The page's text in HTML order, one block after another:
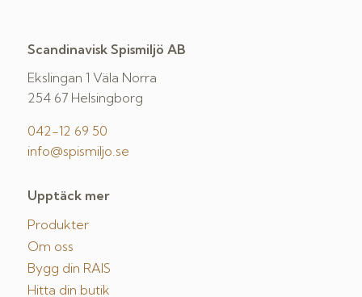
Scandinavisk Spismiljö AB
Ekslingan 1 Väla Norra
254 67 Helsingborg
042-12 69 50
info@spismiljo.se
Upptäck mer
Produkter
Om oss
Bygg din RAIS
Hitta din butik